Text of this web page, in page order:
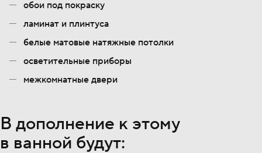
обои под покраску
ламинат и плинтуса
белые матовые натяжные потолки
осветительные приборы
межкомнатные двери
В дополнение к этому
в ванной будут: